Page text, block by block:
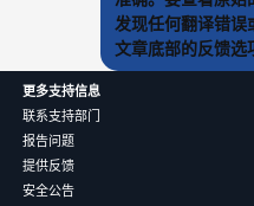
发现任何翻译错误
文章底部的反馈选
更多支持信息
联系支持部门
报告问题
提供反馈
安全公告